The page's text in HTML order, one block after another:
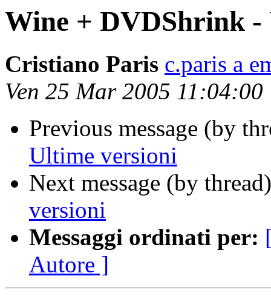
Wine + DVDShrink
Cristiano Paris c.paris a
Ven 25 Mar 2005 11:04:00
Previous message (by
Ultime versioni
Next message (by
versioni
Messaggi ordinati per:
Autore ]